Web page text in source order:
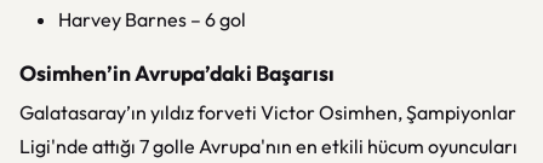
Harvey Barnes – 6 gol
Osimhen’in Avrupa’daki Başarısı
Galatasaray’ın yıldız forveti Victor Osimhen, Şampiyonlar
Ligi'nde attığı 7 golle Avrupa'nın en etkili hücum oyuncuları